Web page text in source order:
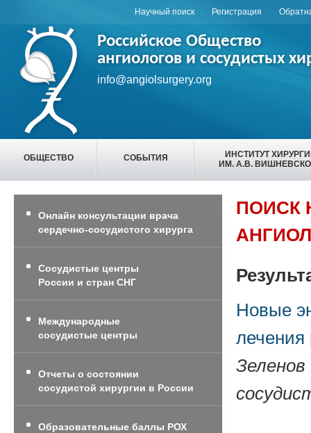
Научный поиск Регистрация
Российское Общество
ангиологов и сосудистых
info@angiolsurgery.org
ОБЩЕСТВО СОБЫТИЯ
ИНСТИТУТ
ИМ. А.В.
ПОИСК
Новые
лечения
Онлайн консультации врача
сердечно-сосудистого хирурга
Сосудистые центры
России и стран СНГ
Международные
сосудистые центры
Отчеты о состоянии
сосудистой хирургии в России
Образовательные баллы РОХ